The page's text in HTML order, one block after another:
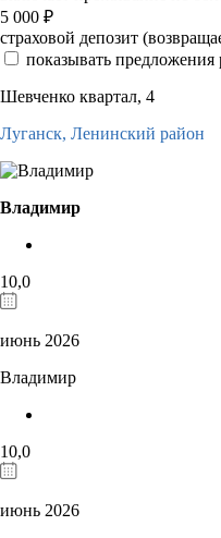
5 000 ₽
страховой депозит
показывать предложения
Шевченко квартал, 4
Луганск, Ленинский район
Владимир
10,0
июнь 2026
Владимир
10,0
июнь 2026